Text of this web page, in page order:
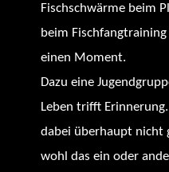
Fischschwärme beim
beim
einen Moment.
Dazu eine
Leben trifft
dabei überhaupt nicht
wohl das ein oder